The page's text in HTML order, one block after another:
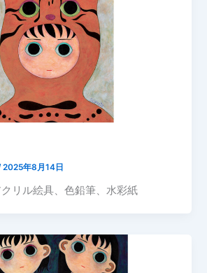
2025年8月14日
リル絵具、色鉛筆、水彩紙